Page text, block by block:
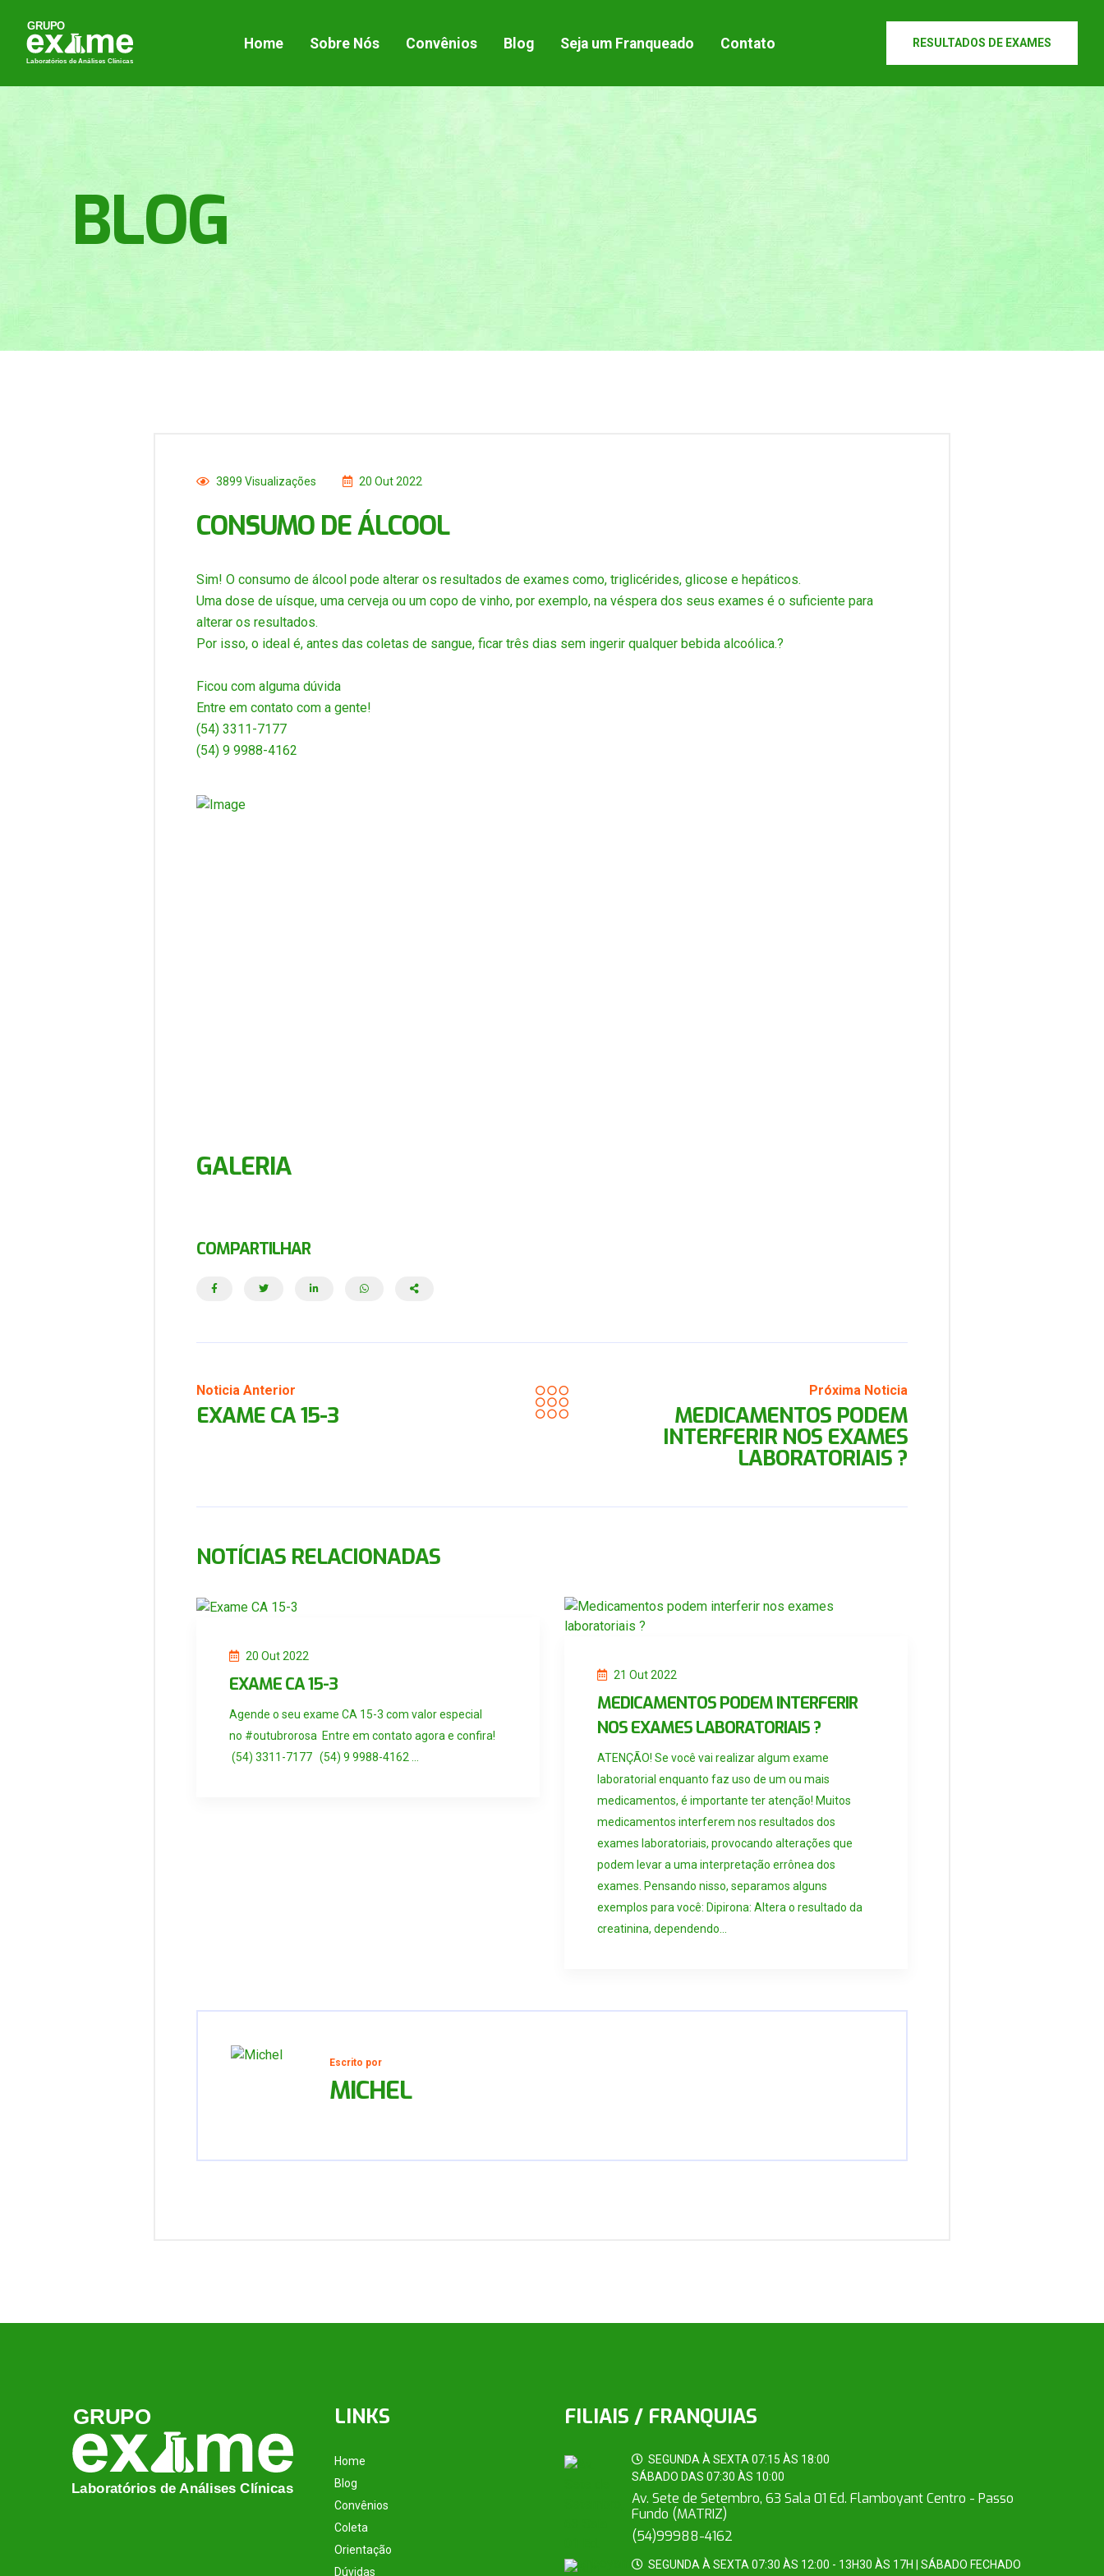
Home Sobre Nós Convênios Blog Seja um Franqueado Contato RESULTADOS DE EXAMES
BLOG
3899 Visualizações 20 Out 2022
CONSUMO DE ÁLCOOL
Sim! O consumo de álcool pode alterar os resultados de exames como, triglicérides, glicose e hepáticos.
Uma dose de uísque, uma cerveja ou um copo de vinho, por exemplo, na véspera dos seus exames é o suficiente para
alterar os resultados.
Por isso, o ideal é, antes das coletas de sangue, ficar três dias sem ingerir qualquer bebida alcoólica.?
Ficou com alguma dúvida
Entre em contato com a gente!
(54) 3311-7177
(54) 9 9988-4162
GALERIA
COMPARTILHAR
Noticia Anterior
EXAME CA 15-3
Próxima Noticia
MEDICAMENTOS PODEM
INTERFERIR NOS EXAMES
LABORATORIAIS ?
NOTÍCIAS RELACIONADAS
20 Out 2022
EXAME CA 15-3
Agende o seu exame CA 15-3 com valor especial
no #outubrorosa Entre em contato agora e confira!
(54) 3311-7177 (54) 9 9988-4162 ...
21 Out 2022
MEDICAMENTOS PODEM INTERFERIR
NOS EXAMES LABORATORIAIS ?
ATENÇÃO! Se você vai realizar algum exame
laboratorial enquanto faz uso de um ou mais
medicamentos, é importante ter atenção! Muitos
medicamentos interferem nos resultados dos
exames laboratoriais, provocando alterações que
podem levar a uma interpretação errônea dos
exames. Pensando nisso, separamos alguns
exemplos para você: Dipirona: Altera o resultado da
creatinina, dependendo...
Escrito por
MICHEL
LINKS
Home
Blog
Convênios
Coleta
Orientação
Dúvidas
FILIAIS / FRANQUIAS
SEGUNDA À SEXTA 07:15 ÀS 18:00
SÁBADO DAS 07:30 ÀS 10:00
Av. Sete de Setembro, 63 Sala 01 Ed. Flamboyant Centro - Passo
Fundo (MATRIZ)
(54)99988-4162
SEGUNDA À SEXTA 07:30 ÀS 12:00 - 13H30 ÀS 17H | SÁBADO FECHADO